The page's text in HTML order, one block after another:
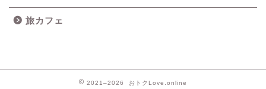
旅カフェ
2021–2026 おトクLove.online